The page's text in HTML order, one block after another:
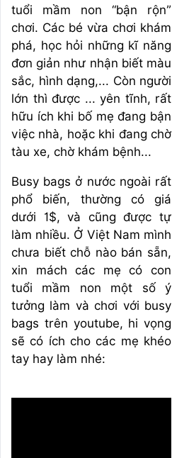
tuổi mầm non “bận rộn”
chơi. Các bé vừa chơi khám
phá, học hỏi những kĩ năng
đơn giản như nhận biết màu
sắc, hình dạng,... Còn người
lớn thì được ... yên tĩnh, rất
hữu ích khi bố mẹ đang bận
việc nhà, hoặc khi đang chờ
tàu xe, chờ khám bệnh...
Busy bags ở nước ngoài rất
phổ biến, thường có giá
dưới 1$, và cũng được tự
làm nhiều. Ở Việt Nam mình
chưa biết chỗ nào bán sẵn,
xin mách các mẹ có con
tuổi mầm non một số ý
tưởng làm và chơi với busy
bags trên youtube, hi vọng
sẽ có ích cho các mẹ khéo
tay hay làm nhé: